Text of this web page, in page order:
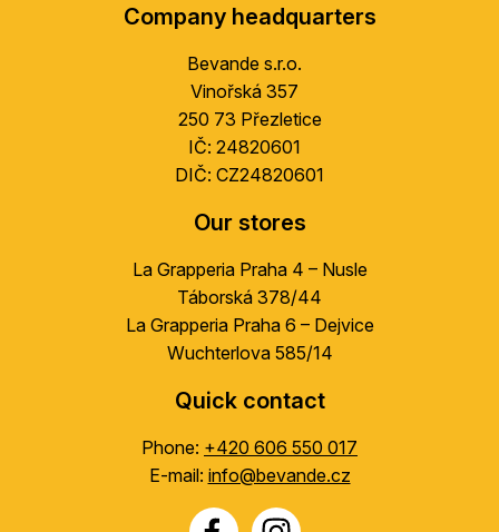
Company headquarters
Bevande s.r.o.
Vinořská 357
250 73 Přezletice
IČ: 24820601
DIČ: CZ24820601
Our stores
La Grapperia Praha 4 – Nusle
Táborská 378/44
La Grapperia Praha 6 – Dejvice
Wuchterlova 585/14
Quick contact
Phone: +420 606 550 017
E-mail: info@bevande.cz